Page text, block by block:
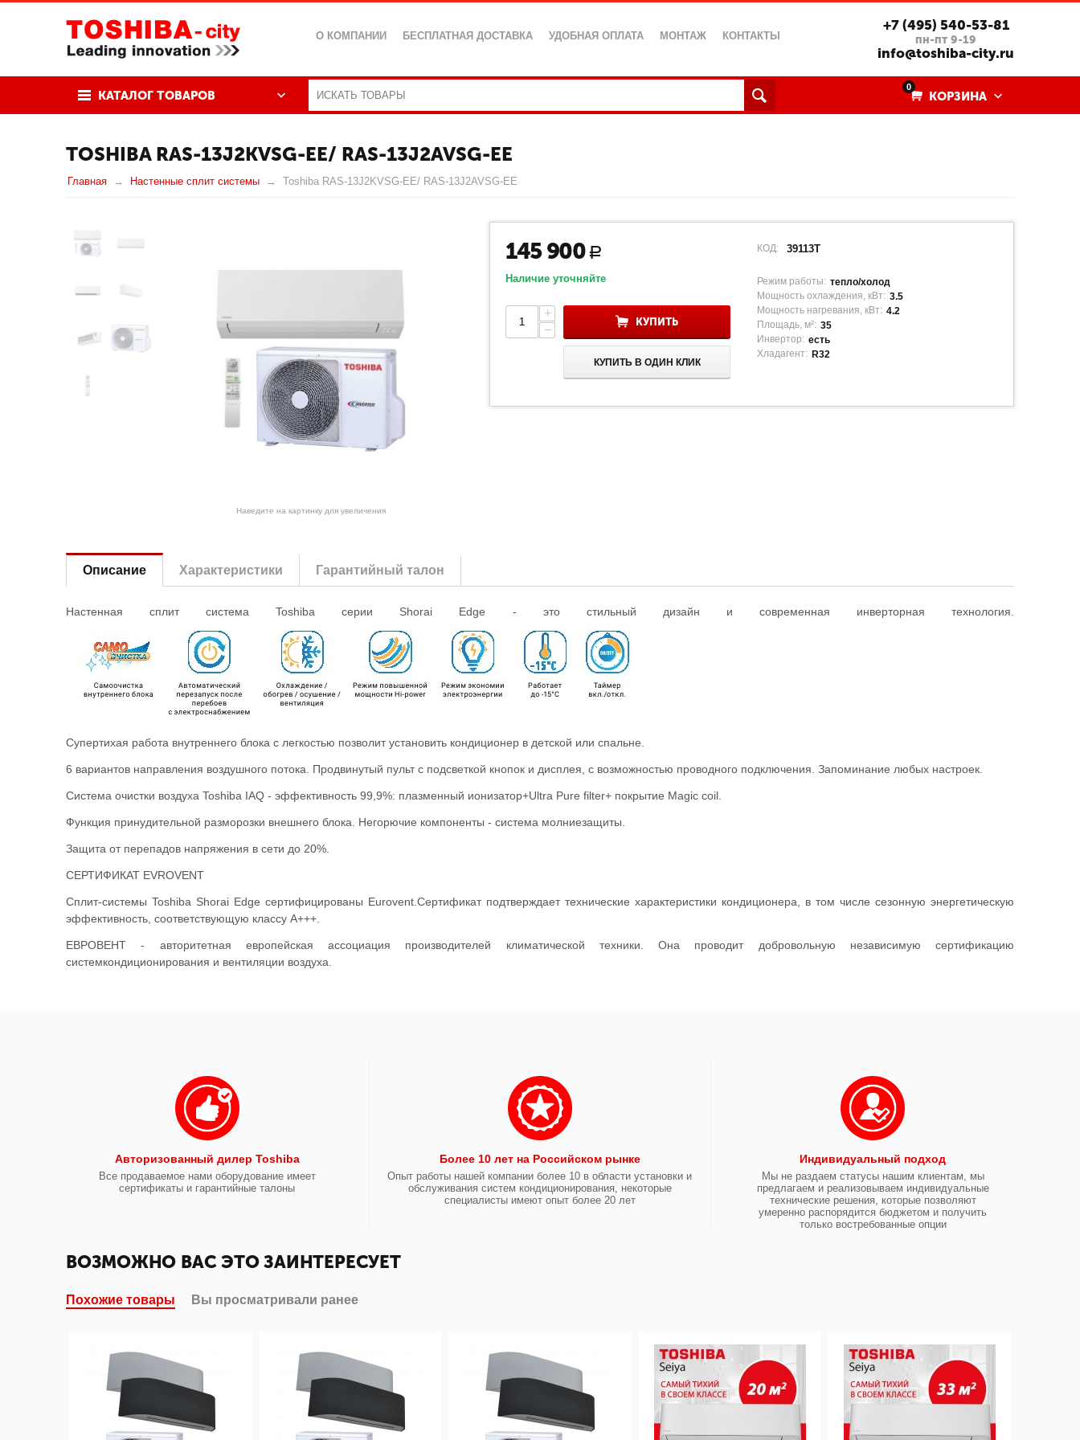
О КОМПАНИИ БЕСПЛАТНАЯ ДОСТАВКА УДОБНАЯ ОПЛАТА МОНТАЖ КОНТАКТЫ
+7 (495) 540-53-81
пн-пт 9-19
info@toshiba-city.ru
КАТАЛОГ ТОВАРОВ
0
КОРЗИНА
TOSHIBA RAS-13J2KVSG-EE/ RAS-13J2AVSG-EE
Главная Настенные сплит системы Toshiba RAS-13J2KVSG-EE/ RAS-13J2AVSG-EE
Наведите на картинку для увеличения
145 900 Р
Наличие уточняйте
+
−
КУПИТЬ
КУПИТЬ В ОДИН КЛИК
КОД: 39113T
Режим работы: тепло/холод
Мощность охлаждения, кВт: 3.5
Мощность нагревания, кВт: 4.2
Площадь, м²: 35
Инвертор: есть
Хладагент: R32
Описание Характеристики Гарантийный талон
Настенная сплит системаToshiba серии Shorai Edge - это стильный дизайн и современная инверторная технология.
Супертихая работа внутреннего блока с легкостью позволит установить кондиционер в детской или спальне.
6 вариантов направления воздушного потока. Продвинутый пульт с подсветкой кнопок и дисплея, с возможностью проводного подключения. Запоминание любых настроек.
Система очистки воздуха Toshiba IAQ - эффективность 99,9%: плазменный ионизатор+Ultra Pure filter+ покрытие Magic coil.
Функция принудительной разморозки внешнего блока. Негорючие компоненты - система молниезащиты.
Защита от перепадов напряжения в сети до 20%.
СЕРТИФИКАТ EVROVENT
Cплит-системы Toshiba Shorai Edge сертифицированы Eurovent.Сертификат подтверждает технические характеристики кондиционера, в том числе сезонную энергетическую
эффективность, соответствующую классу А+++.
ЕВРОВЕНТ - авторитетная европейская ассоциация производителей климатической техники. Она проводит добровольную независимую сертификацию
системкондиционирования и вентиляции воздуха.
Авторизованный дилер Toshiba
Все продаваемое нами оборудование имеет
сертификаты и гарантийные талоны
Более 10 лет на Российском рынке
Опыт работы нашей компании более 10 в области установки и
обслуживания систем кондиционирования, некоторые
специалисты имеют опыт более 20 лет
Индивидуальный подход
Мы не раздаем статусы нашим клиентам, мы
предлагаем и реализовываем индивидуальные
технические решения, которые позволяют
умеренно распорядится бюджетом и получить
только востребованные опции
ВОЗМОЖНО ВАС ЭТО ЗАИНТЕРЕСУЕТ
Похожие товары Вы просматривали ранее